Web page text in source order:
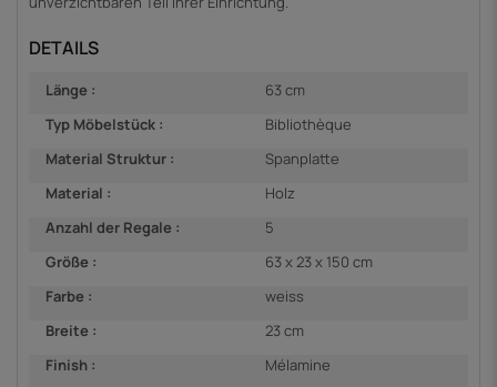
DETAILS
Länge :
63 cm
Typ Möbelstück :
Bibliothèque
Material Struktur :
Spanplatte
Material :
Holz
Anzahl der Regale :
5
Größe :
63 x 23 x 150 cm
Farbe :
weiss
Breite :
23 cm
Finish :
Mélamine